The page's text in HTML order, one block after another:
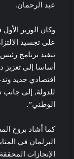
عبد الرحمان.
وكان الوزير الأول
على تجسيد
تنفيذ برنامج رئيس
أساسا إلى تعزيز
اقتصادي جديد
للدولة, إلى جانب
الوطني”.
كما أشاد بروح
البرلمان في
الإنجازات المحققة.